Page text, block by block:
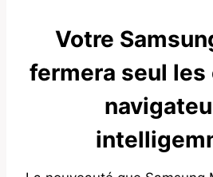
Votre
fermera seul